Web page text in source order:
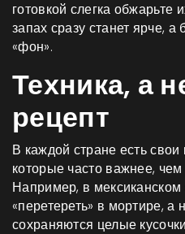
готовкой слегка обжарьте
запах сразу станет ярче,
«фон».
Техника, а
рецепт
В каждой стране есть
которые часто важнее, чем
Например, в мексиканском
«перетереть» в мортире, а
сохраняются целые